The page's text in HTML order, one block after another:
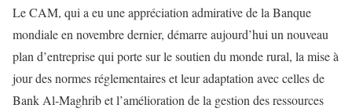
Le CAM, qui a eu une appréciation admirative de la Banque
mondiale en novembre dernier, démarre aujourd’hui un nouveau
plan d’entreprise qui porte sur le soutien du monde rural, la mise à
jour des normes réglementaires et leur adaptation avec celles de
Bank Al-Maghrib et l’amélioration de la gestion des ressources